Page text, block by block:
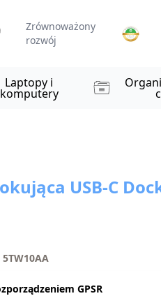
Zrównoważony
rozwój
Laptopy i
komputery
USB-C
5TW10AA
GPSR